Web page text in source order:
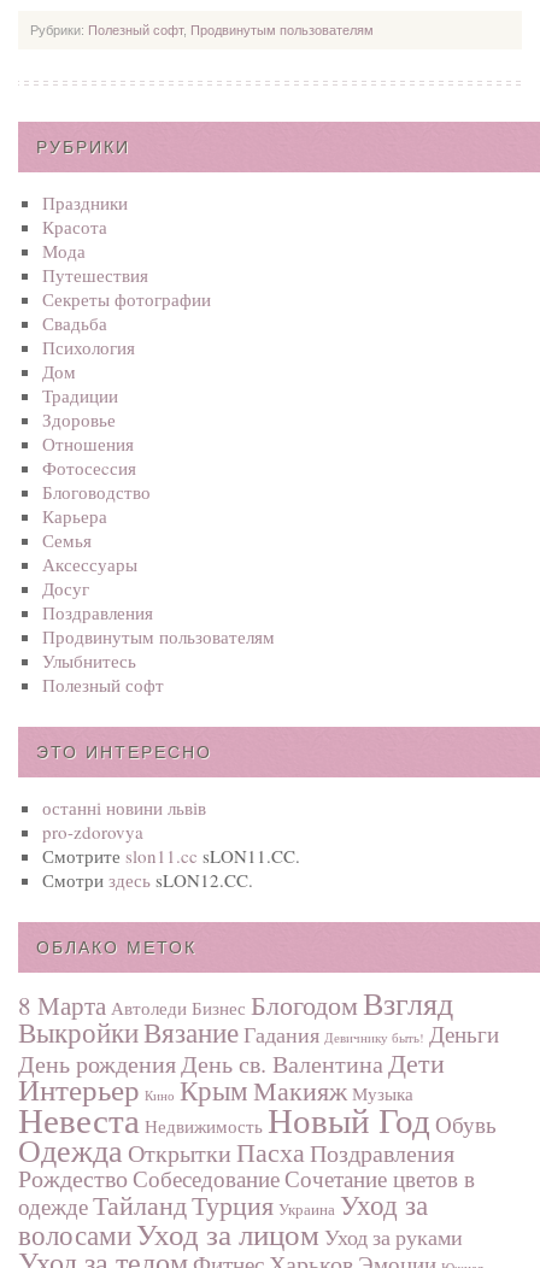
Рубрики: Полезный софт, Продвинутым пользователям
РУБРИКИ
Праздники
Красота
Мода
Путешествия
Секреты фотографии
Свадьба
Психология
Дом
Традиции
Здоровье
Отношения
Фотосеcсия
Блоговодство
Карьера
Семья
Аксессуары
Досуг
Поздравления
Продвинутым пользователям
Улыбнитесь
Полезный софт
ЭТО ИНТЕРЕСНО
останні новини львів
pro-zdorovya
Смотрите slon11.cc sLON11.CC.
Смотри здесь sLON12.CC.
ОБЛАКО МЕТОК
8 Марта Автоледи Бизнес БлогодомВзгляд
ВыкройкиВязаниеГадания Девичнику быть! Деньги
День рожденияДень св. ВалентинаДети
Интерьер Кино КрымМакияж Музыка
Невеста Недвижимость Новый Год Обувь
Одежда ОткрыткиПасхаПоздравления
РождествоСобеседованиеСочетание цветов в
одеждеТайландТурция Украина Уход за
волосамиУход за лицом Уход за руками